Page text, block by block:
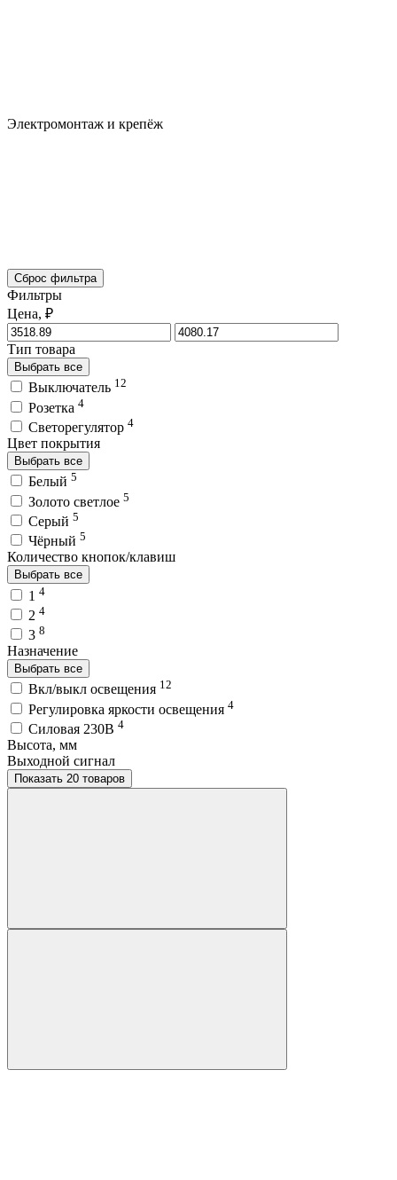
Электромонтаж и крепёж
Сброс фильтра
Фильтры
Цена, ₽
Тип товара
Выбрать все
Выключатель 12
Розетка 4
Светорегулятор 4
Цвет покрытия
Выбрать все
Белый 5
Золото светлое 5
Серый 5
Чёрный 5
Количество кнопок/клавиш
Выбрать все
1 4
2 4
3 8
Назначение
Выбрать все
Вкл/выкл освещения 12
Регулировка яркости освещения 4
Силовая 230В 4
Высота, мм
Выходной сигнал
Показать 20 товаров